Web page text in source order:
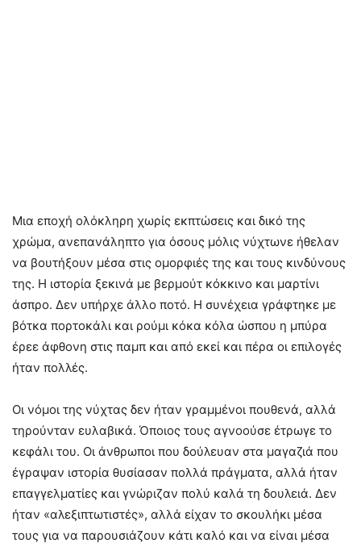
Μια εποχή ολόκληρη χωρίς εκπτώσεις και δικό της
χρώμα, ανεπανάληπτο για όσους μόλις νύχτωνε ήθελαν
να βουτήξουν μέσα στις ομορφιές της και τους κινδύνους
της. Η ιστορία ξεκινά με βερμούτ κόκκινο και μαρτίνι
άσπρο. Δεν υπήρχε άλλο ποτό. Η συνέχεια γράφτηκε με
βότκα πορτοκάλι και ρούμι κόκα κόλα ώσπου η μπύρα
έρεε άφθονη στις παμπ και από εκεί και πέρα οι επιλογές
ήταν πολλές.
Οι νόμοι της νύχτας δεν ήταν γραμμένοι πουθενά, αλλά
τηρούνταν ευλαβικά. Όποιος τους αγνοούσε έτρωγε το
κεφάλι του. Οι άνθρωποι που δούλευαν στα μαγαζιά που
έγραψαν ιστορία θυσίασαν πολλά πράγματα, αλλά ήταν
επαγγελματίες και γνώριζαν πολύ καλά τη δουλειά. Δεν
ήταν «αλεξιπτωτιστές», αλλά είχαν το σκουλήκι μέσα
τους για να παρουσιάζουν κάτι καλό και να είναι μέσα